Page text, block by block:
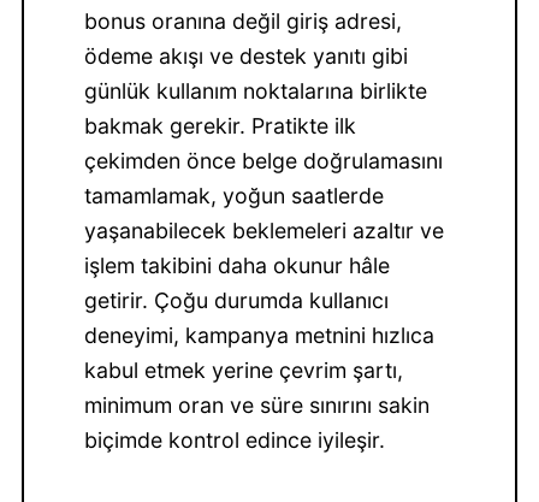
bonus oranına değil giriş adresi,
ödeme akışı ve destek yanıtı gibi
günlük kullanım noktalarına birlikte
bakmak gerekir. Pratikte ilk
çekimden önce belge doğrulamasını
tamamlamak, yoğun saatlerde
yaşanabilecek beklemeleri azaltır ve
işlem takibini daha okunur hâle
getirir. Çoğu durumda kullanıcı
deneyimi, kampanya metnini hızlıca
kabul etmek yerine çevrim şartı,
minimum oran ve süre sınırını sakin
biçimde kontrol edince iyileşir.